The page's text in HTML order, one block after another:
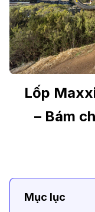
Lốp
– Bám
Mục lục